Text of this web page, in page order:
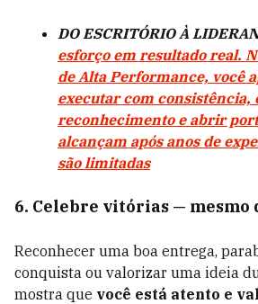
DO ESCRITÓRIO À
esforço em resultado real.
de Alta Performance, você
executar com consistência,
reconhecimento e abrir
alcançam após anos de
são limitadas
6. Celebre vitórias — mesmo
Reconhecer uma boa entrega,
conquista ou valorizar uma ideia
mostra que você está atento e